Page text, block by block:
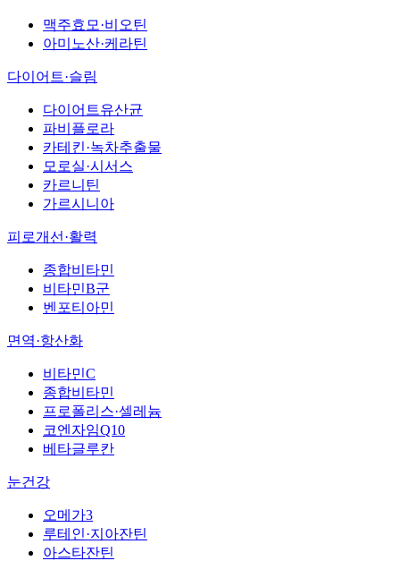
맥주효모·비오틴
아미노산·케라틴
다이어트·슬림
다이어트유산균
파비플로라
카테킨·녹차추출물
모로실·시서스
카르니틴
가르시니아
피로개선·활력
종합비타민
비타민B군
벤포티아민
면역·항산화
비타민C
종합비타민
프로폴리스·셀레늄
코엔자임Q10
베타글루칸
눈건강
오메가3
루테인·지아잔틴
아스타잔틴